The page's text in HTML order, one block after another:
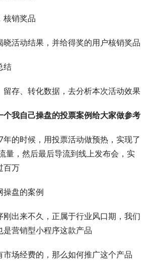
核销奖品
晓活动结果，并给得奖的用户核销奖品
结
留存、转化数据，去分析本次活动效果
个我自己操盘的投票案例给大家做参考
年的时候，用投票活动做预热，实现了
量，然后最后导流到线上发布会，实
百万
操盘的案例
刚出来不久，正属于行业风口期，我们
营销型小程序这款产品
市场经费的，那么如何推广这个产品